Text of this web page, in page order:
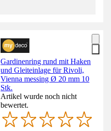
Gardinenring rund mit Haken
und Gleiteinlage für Rivoli,
Vienna messing Ø 20 mm 10
Stk.
Artikel wurde noch nicht
bewertet.